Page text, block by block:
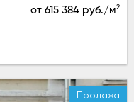
от 615 384 руб./м2
Продажа